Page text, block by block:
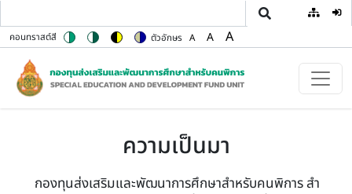
คอนทราสต์สี
Switch to color theme
Switch to high contrast theme
Switch to high visibility theme
Switch to soft theme
ตัวอักษร A
Set font size to 100%
A
Set font size to 125%
A
ความเป็นมา
กองทุนส่งเสริมและพัฒนาการศึกษาสําหรับคนพิการ สํา